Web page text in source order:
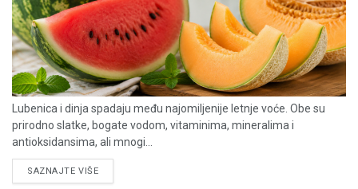
Lubenica i dinja spadaju među najomiljenije letnje voće. Obe su
prirodno slatke, bogate vodom, vitaminima, mineralima i
antioksidansima, ali mnogi...
SAZNAJTE VIŠEDETAILS